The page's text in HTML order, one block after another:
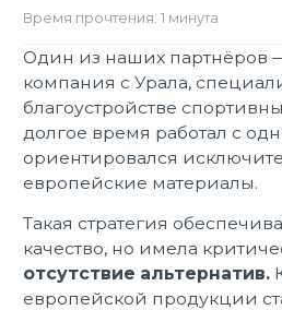
Время прочтения: 1 минута
Один из наших партнёров
компания с Урала,
благоустройстве
долгое время работал с
ориентировался
европейские материалы.
Такая стратегия
качество, но имела
отсутствие альтернатив.
европейской продукции